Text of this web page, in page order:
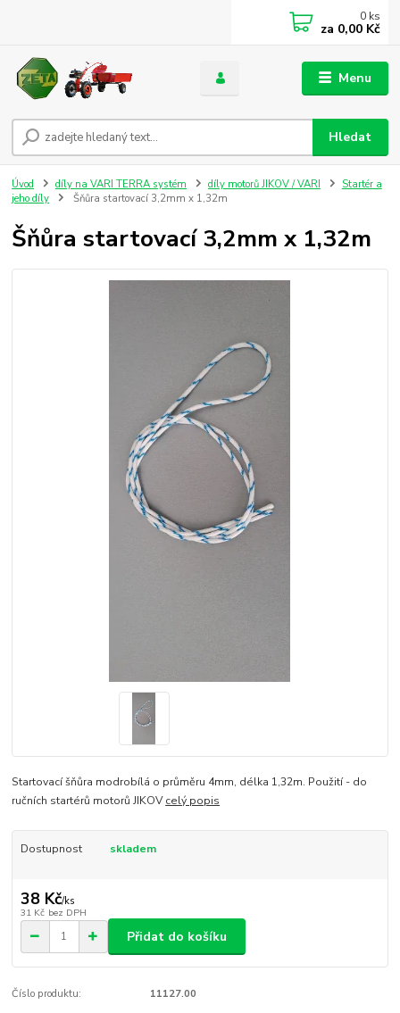
Menu
Hledat
0 ks
za 0,00 Kč
Úvod díly na VARI TERRA systém díly motorů JIKOV / VARI
Startér a
jeho díly
Šňůra startovací 3,2mm x 1,32m
Šňůra startovací 3,2mm x 1,32m
Startovací šňůra modrobílá o průměru 4mm, délka 1,32m. Použití - do
ručních startérů motorů JIKOVcelý popis
Dostupnost skladem
38 Kč/ks
31 Kč bez DPH
Přidat do košíku
Číslo produktu: 11127.00